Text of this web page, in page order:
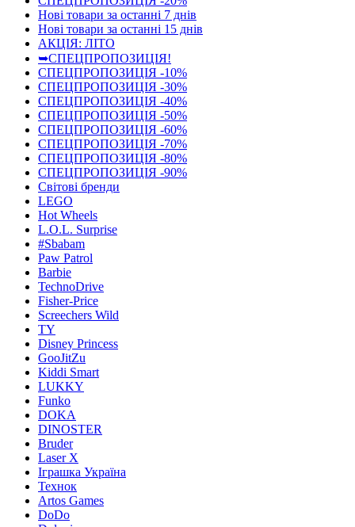
Нові товари за останнi 7 днiв
Нові товари за останнi 15 днiв
АКЦІЯ: ЛІТО
➥СПЕЦПРОПОЗИЦІЯ!
СПЕЦПРОПОЗИЦІЯ -10%
СПЕЦПРОПОЗИЦІЯ -30%
СПЕЦПРОПОЗИЦІЯ -40%
СПЕЦПРОПОЗИЦІЯ -50%
СПЕЦПРОПОЗИЦІЯ -60%
СПЕЦПРОПОЗИЦІЯ -70%
СПЕЦПРОПОЗИЦІЯ -80%
СПЕЦПРОПОЗИЦІЯ -90%
Світові бренди
LEGO
Hot Wheels
L.O.L. Surprise
#Sbabam
Paw Patrol
Barbie
TechnoDrive
Fisher-Price
Screechers Wild
TY
Disney Princess
GooJitZu
Kiddi Smart
LUKKY
Funko
DOKA
DINOSTER
Bruder
Laser X
Іграшка Україна
Технок
Artos Games
DoDo